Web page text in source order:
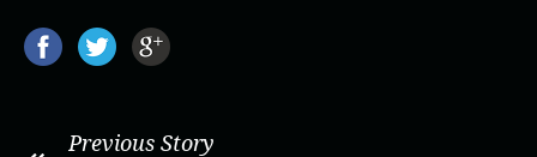
Previous Story